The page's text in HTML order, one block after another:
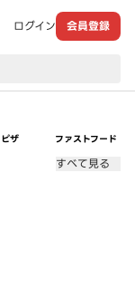
ログイン 会員登録
ピザ ファストフード
すべて見る